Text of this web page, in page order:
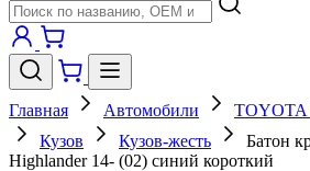
Главная Автомобили
Кузов
Кузов-жесть
Батон
Highlander 14- (02) синий короткий